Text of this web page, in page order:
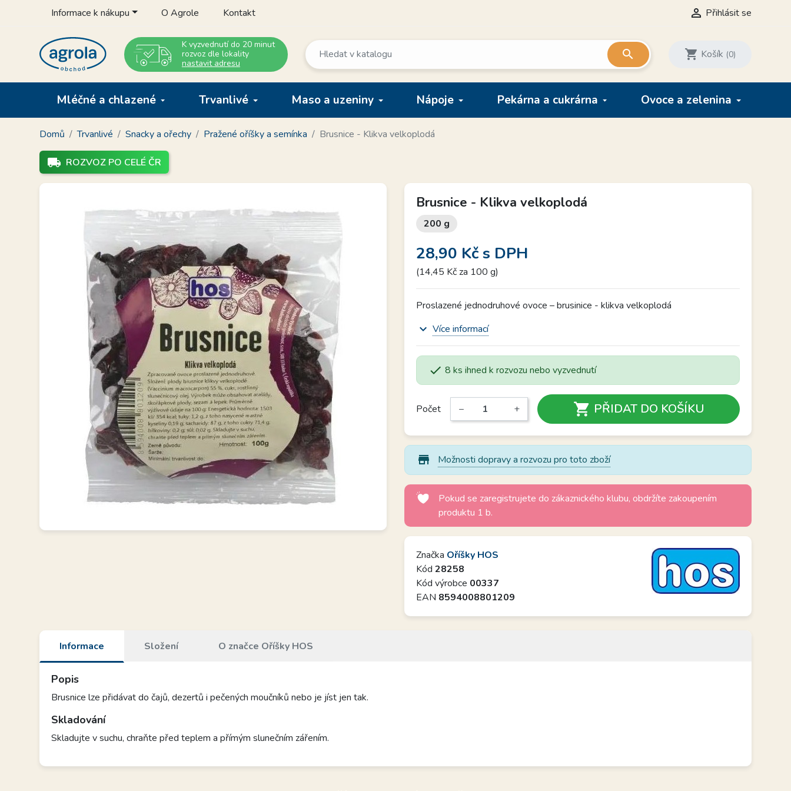
Informace k nákupu O Agrole Kontakt  Přihlásit se
K vyzvednutí do 20 minut
rozvoz dle lokality
nastavit adresu
 shopping_cart Košík (0)
Mléčné a chlazené Trvanlivé Maso a uzeniny Nápoje Pekárna a cukrárna Ovoce a zelenina
Domů Trvanlivé Snacky a ořechy Pražené oříšky a semínka Brusnice - Klikva velkoplodá
local_shipping ROZVOZ PO CELÉ ČR
Brusnice - Klikva velkoplodá
200 g
28,90 Kčs DPH
(14,45 Kč za 100 g)
Proslazené jednodruhové ovoce – brusinice - klikva velkoplodá
expand_more Více informací
 8 ks ihned k rozvozu nebo vyzvednutí
Počet − +  PŘIDAT DO KOŠÍKU
store_mall_directory Možnosti dopravy a rozvozu pro toto zboží
Pokud se zaregistrujete do zákaznického klubu, obdržíte zakoupením
produktu 1 b.
Značka Oříšky HOS
Kód 28258
Kód výrobce 00337
EAN 8594008801209
Informace Složení O značce Oříšky HOS
Popis
Brusnice lze přidávat do čajů, dezertů i pečených moučníků nebo je jíst jen tak.
Skladování
Skladujte v suchu, chraňte před teplem a přímým slunečním zářením.